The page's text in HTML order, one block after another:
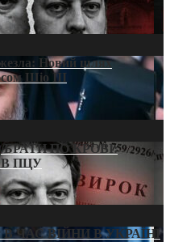
жезла: Новий шлях
Шіо III
ПО КРОВІ:
ПЦУ
ЧАС ВІЙНИ В УКРАЇНІ